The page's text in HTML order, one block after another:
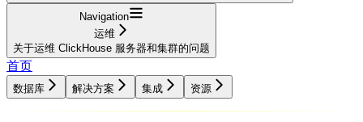
Navigation
运维
关于运维 ClickHouse 服务器和集群的问题
首页
数据库 解决方案 集成 资源